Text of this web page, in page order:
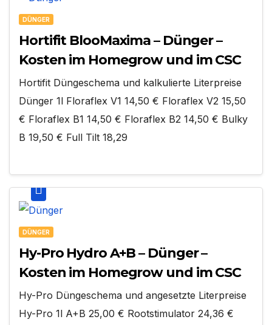
DÜNGER
Hortifit BlooMaxima – Dünger –
Kosten im Homegrow und im CSC
Hortifit Düngeschema und kalkulierte Literpreise
Dünger 1l Floraflex V1 14,50 € Floraflex V2 15,50
€ Floraflex B1 14,50 € Floraflex B2 14,50 € Bulky
B 19,50 € Full Tilt 18,29
DÜNGER
Hy-Pro Hydro A+B – Dünger –
Kosten im Homegrow und im CSC
Hy-Pro Düngeschema und angesetzte Literpreise
Hy-Pro 1l A+B 25,00 € Rootstimulator 24,36 €